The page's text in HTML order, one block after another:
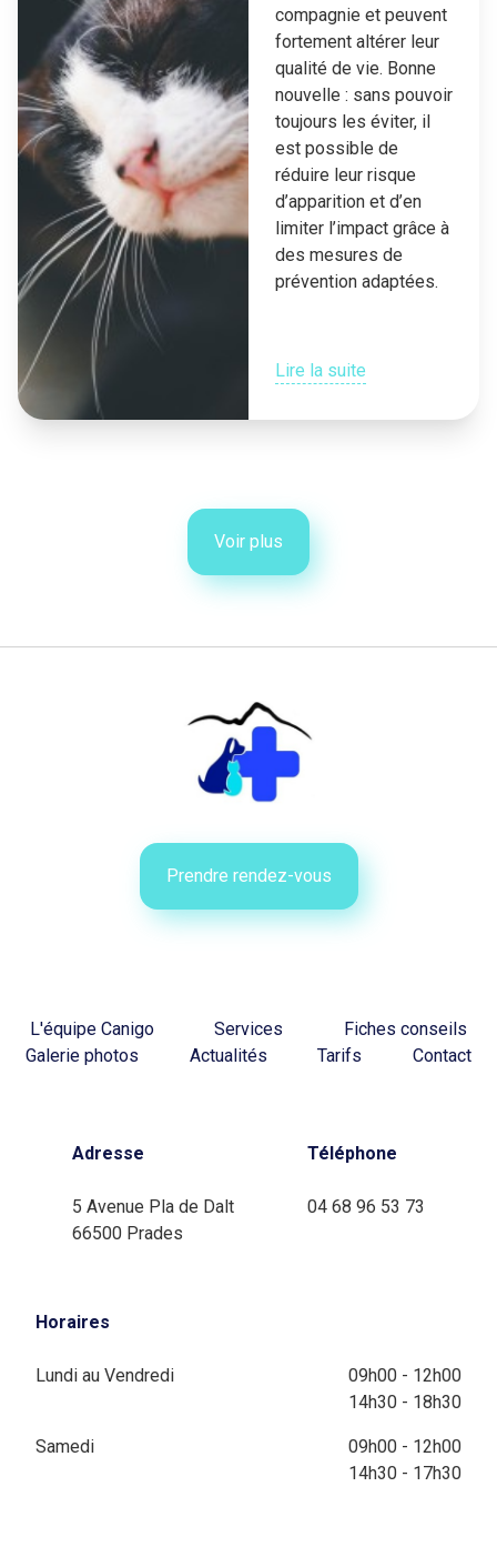
compagnie et peuvent
fortement altérer leur
qualité de vie. Bonne
nouvelle : sans pouvoir
toujours les éviter, il
est possible de
réduire leur risque
d’apparition et d’en
limiter l’impact grâce à
des mesures de
prévention adaptées.
Lire la suite
Voir plus
Prendre rendez-vous
L'équipe Canigo Services
Fiches conseils
Galerie photos
Actualités Tarifs Contact
Adresse
5 Avenue Pla de Dalt
66500 Prades
Téléphone
04 68 96 53 73
Horaires
Lundi au Vendredi
09h00 - 12h00
14h30 - 18h30
Samedi
09h00 - 12h00
14h30 - 17h30